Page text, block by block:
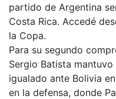
partido de Argentina
Costa Rica. Accedé
la Copa.
Para su segundo
Sergio Batista
igualado ante Bolivia
en la defensa, donde